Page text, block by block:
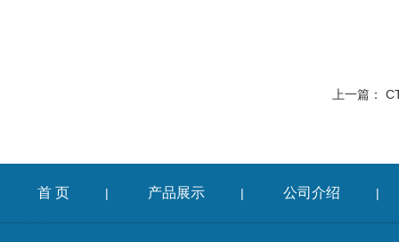
上一篇：
首 页 | 产品展示 | 公司介绍 |